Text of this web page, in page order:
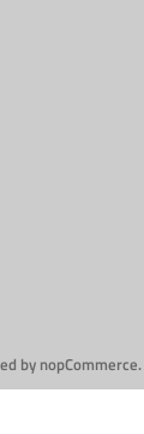
by nopCommerce.